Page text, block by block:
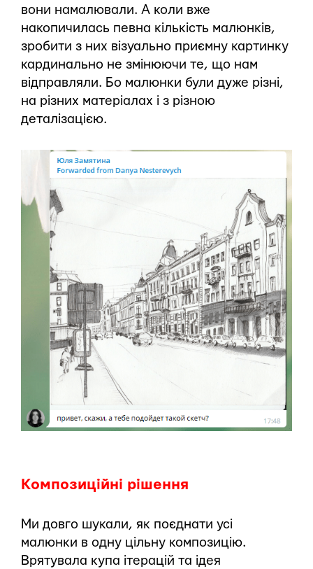
вони намалювали. А коли вже
накопичилась певна кількість малюнків,
зробити з них візуально приємну картинку
кардинально не змінюючи те, що нам
відправляли. Бо малюнки були дуже різні,
на різних матеріалах і з різною
деталізацією.
Композиційні рішення
Ми довго шукали, як поєднати усі
малюнки в одну цільну композицію.
Врятувала купа ітерацій та ідея